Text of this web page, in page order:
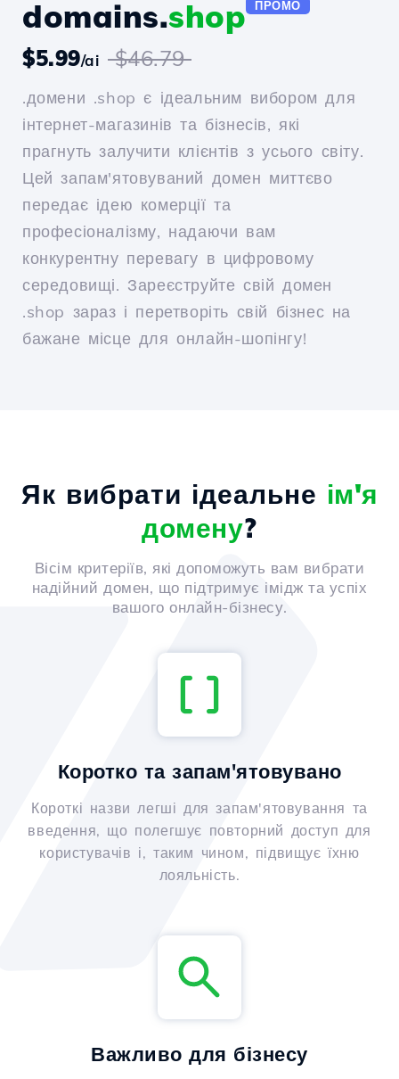
domains.shop ПРОМО
$5.99/ai $46.79
.домени .shop є ідеальним вибором для
інтернет-магазинів та бізнесів, які
прагнуть залучити клієнтів з усього світу.
Цей запам'ятовуваний домен миттєво
передає ідею комерції та
професіоналізму, надаючи вам
конкурентну перевагу в цифровому
середовищі. Зареєструйте свій домен
.shop зараз і перетворіть свій бізнес на
бажане місце для онлайн-шопінгу!
Як вибрати ідеальне ім'я
домену?
Вісім критеріїв, які допоможуть вам вибрати
надійний домен, що підтримує імідж та успіх
вашого онлайн-бізнесу.
Коротко та запам'ятовувано
Короткі назви легші для запам'ятовування та
введення, що полегшує повторний доступ для
користувачів і, таким чином, підвищує їхню
лояльність.
Важливо для бізнесу